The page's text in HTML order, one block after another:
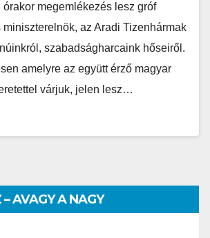
órakor megemlékezés lesz gróf
miniszterelnök, az Aradi Tizenhármak
szabadságharcaink hőseiről.
amelyre az együtt érző magyar
várjuk, jelen lesz…
AVAGY A NAGY